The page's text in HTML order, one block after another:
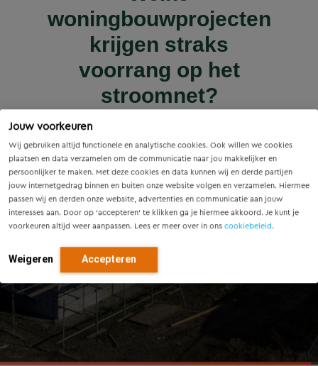
Jouw voorkeuren
Wij gebruiken altijd functionele en analytische cookies. Ook willen we cookies
plaatsen en data verzamelen om de communicatie naar jou makkelijker en
persoonlijker te maken. Met deze cookies en data kunnen wij en derde partijen
jouw internetgedrag binnen en buiten onze website volgen en verzamelen. Hiermee
passen wij en derden onze website, advertenties en communicatie aan jouw
interesses aan. Door op ‘accepteren’ te klikken ga je hiermee akkoord. Je kunt je
voorkeuren altijd weer aanpassen. Lees er meer over in ons cookiebeleid.
Weigeren Accepteren
woningbouwprojecten
krijgen straks
voorrang op het
stroomnet?
Lees meer
nieuws | nieuws
Innovatieve pilot bij
sluiscomplex Helmond
Lees meer
Slim onderzoek
voorkomt onnodige
vervanging van
Eindhovense tunnel
Voorzieningenscan
Drenthe: inzicht voor
vandaag, richting voor
morgen
Wet versterking regie
volkshuisvesting in
werking: wat betekent
dit voor gemeenten?